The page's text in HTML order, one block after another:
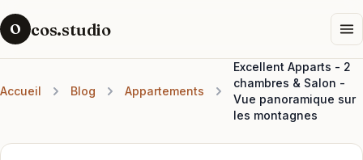
O cos.studio
Accueil Blog Appartements
Excellent Apparts - 2
chambres & Salon -
Vue panoramique sur
les montagnes